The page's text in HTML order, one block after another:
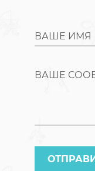
ВАШЕ ИМЯ
ВАШЕ